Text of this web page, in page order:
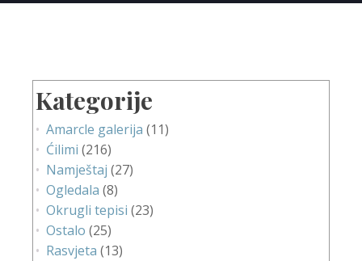
Kategorije
Amarcle galerija (11)
Ćilimi (216)
Namještaj (27)
Ogledala (8)
Okrugli tepisi (23)
Ostalo (25)
Rasvjeta (13)